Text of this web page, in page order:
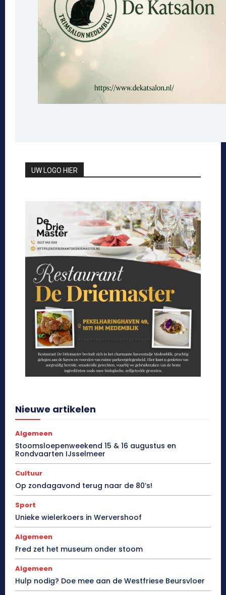
UW LOGO HIER
Nieuwe artikelen
Algemeen
Stoomsloepenweekend 15 & 16 augustus en
Rondvaarten IJsselmeer
Cultuur
Op zondagavond terug naar de 80’s!
Sport
Unieke wielerkoers in Wervershoof
Algemeen
Fred zet het museum onder stoom
Algemeen
Hulp nodig? Doe mee aan de Westfriese Beursvloer